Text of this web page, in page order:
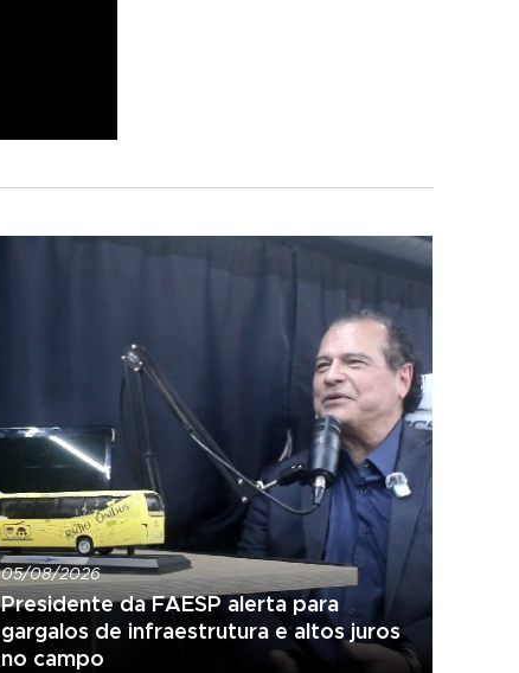
05/08/2026
Presidente da FAESP alerta para
gargalos de infraestrutura e altos juros
no campo